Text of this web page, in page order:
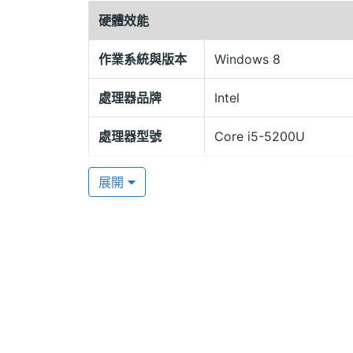
2.7GHz）雙核心處理器、4GB RAM、
線 AC-7265 網卡，享受飆速的連網樂趣
和非接觸式智慧卡讀取器選配功能，且
可選配 800 萬畫素後鏡頭，大幅提昇現
通過軍方 MIL-STD-810G 認證與 IP65 認證
Getac V110 產品通過業界嚴苛的標準測
e-Mark 車載安全認證，提供防塵、防水
硬體效能
作業系統與版本 Windows 8
處理器品牌 Intel
處理器型號 Core i5-5200U
處理器時脈
展開